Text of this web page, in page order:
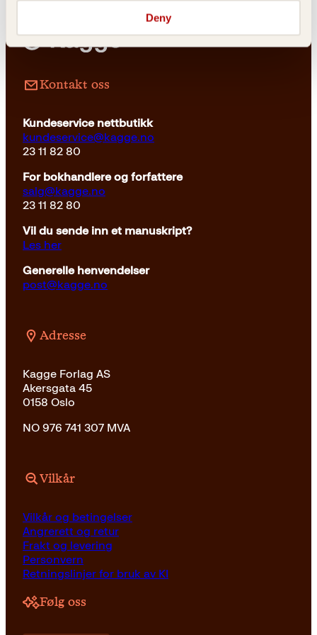
Deny
Kontakt oss
Kundeservice nettbutikk
kundeservice@kagge.no
23 11 82 80
For bokhandlere og forfattere
salg@kagge.no
23 11 82 80
Vil du sende inn et manuskript?
Les her
Generelle henvendelser
post@kagge.no
Adresse
Kagge Forlag AS
Akersgata 45
0158 Oslo
NO 976 741 307 MVA
Vilkår
Vilkår og betingelser
Angrerett og retur
Frakt og levering
Personvern
Retningslinjer for bruk av KI
Følg oss